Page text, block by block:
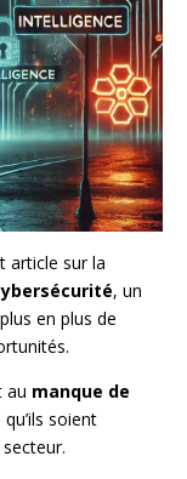
article sur la
, un
en plus de
au manque de
soient